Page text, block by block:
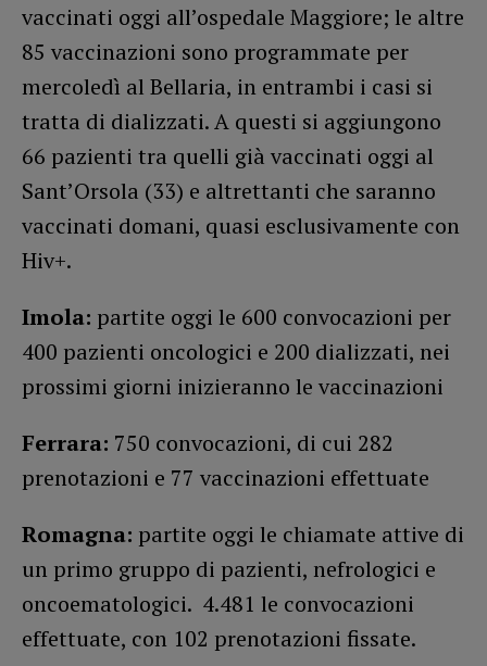
vaccinati oggi all’ospedale Maggiore; le altre
85 vaccinazioni sono programmate per
mercoledì al Bellaria, in entrambi i casi si
tratta di dializzati. A questi si aggiungono
66 pazienti tra quelli già vaccinati oggi al
Sant’Orsola (33) e altrettanti che saranno
vaccinati domani, quasi esclusivamente con
Hiv+.
Imola: partite oggi le 600 convocazioni per
400 pazienti oncologici e 200 dializzati, nei
prossimi giorni inizieranno le vaccinazioni
Ferrara: 750 convocazioni, di cui 282
prenotazioni e 77 vaccinazioni effettuate
Romagna: partite oggi le chiamate attive di
un primo gruppo di pazienti, nefrologici e
oncoematologici. 4.481 le convocazioni
effettuate, con 102 prenotazioni fissate.